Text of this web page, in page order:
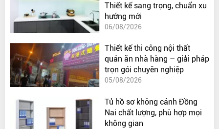
Thiết kế sang trọng, chuẩn xu
hướng mới
06/08/2026
Thiết kế thi công nội thất
quán ăn nhà hàng – giải pháp
trọn gói chuyên nghiệp
05/08/2026
Tủ hồ sơ không cánh Đồng
Nai chất lượng, phù hợp mọi
không gian